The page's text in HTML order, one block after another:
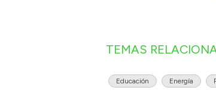
TEMAS
Educación Energía